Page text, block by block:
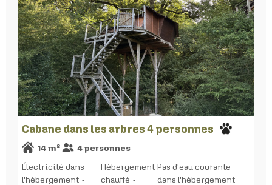
Cabane dans les arbres 4 personnes
Électricité dans
l'hébergement
Hébergement
chauffé
Pas d'eau courante
dans l'hébergement
14m² 4personnes